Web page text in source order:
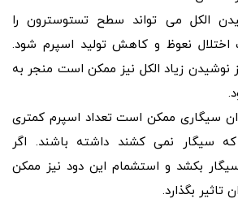
الکل می تواند سطح تستوسترون را
نعوظ و کاهش تولید اسپرم شود.
نوشیدن زیاد الکل نیز ممکن است منجر به
سیگاری ممکن است تعداد اسپرم کمتری
سیگار نمی کشند داشته باشند. اگر
بکشد و استشمام این دود نیز ممکن
تاثیر بگذارد.